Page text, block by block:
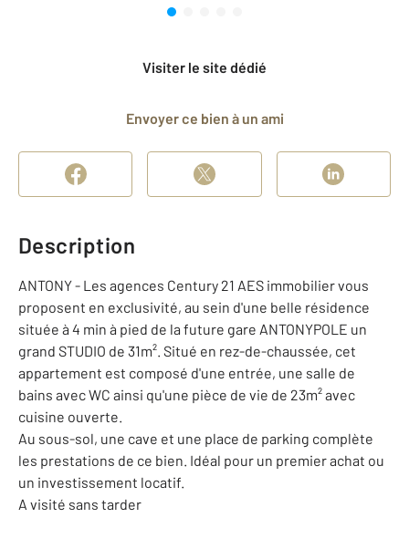
Visiter le site dédié
Envoyer ce bien à un ami
Description
ANTONY - Les agences Century 21 AES immobilier vous
proposent en exclusivité, au sein d'une belle résidence
située à 4 min à pied de la future gare ANTONYPOLE un
grand STUDIO de 31m². Situé en rez-de-chaussée, cet
appartement est composé d'une entrée, une salle de
bains avec WC ainsi qu'une pièce de vie de 23m² avec
cuisine ouverte.
Au sous-sol, une cave et une place de parking complète
les prestations de ce bien. Idéal pour un premier achat ou
un investissement locatif.
A visité sans tarder